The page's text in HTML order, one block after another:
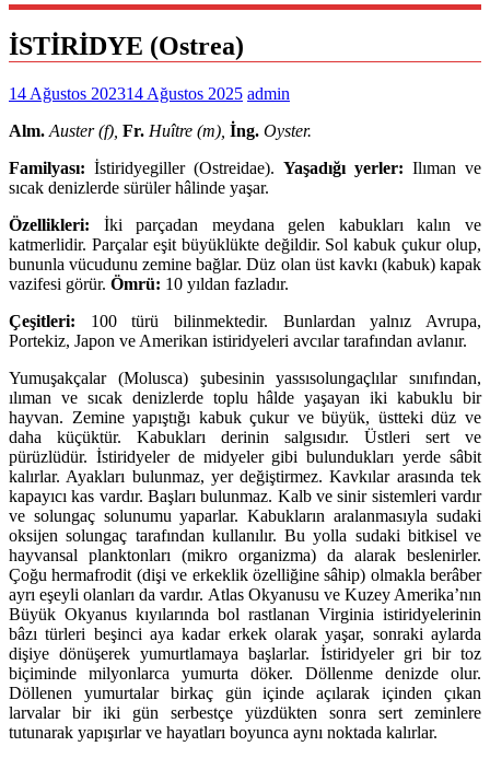
İSTİRİDYE (Ostrea)
14 Ağustos 202314 Ağustos 2025 admin
Alm. Auster (f), Fr. Huître (m), İng. Oyster.
Familyası: İstiridyegiller (Ostreidae). Yaşadığı yerler: Ilıman ve
sıcak denizlerde sürüler hâlinde yaşar.
Özellikleri: İki parçadan meydana gelen kabukları kalın ve
katmerlidir. Parçalar eşit büyüklükte değildir. Sol kabuk çukur olup,
bununla vücudunu zemine bağlar. Düz olan üst kavkı (kabuk) kapak
vazifesi görür. Ömrü: 10 yıldan fazladır.
Çeşitleri: 100 türü bilinmektedir. Bunlardan yalnız Avrupa,
Portekiz, Japon ve Amerikan istiridyeleri avcılar tarafından avlanır.
Yumuşakçalar (Molusca) şubesinin yassısolungaçlılar sınıfından,
ılıman ve sıcak denizlerde toplu hâlde yaşayan iki kabuklu bir
hayvan. Zemine yapıştığı kabuk çukur ve büyük, üstteki düz ve
daha küçüktür. Kabukları derinin salgısıdır. Üstleri sert ve
pürüzlüdür. İstiridyeler de midyeler gibi bulundukları yerde sâbit
kalırlar. Ayakları bulunmaz, yer değiştirmez. Kavkılar arasında tek
kapayıcı kas vardır. Başları bulunmaz. Kalb ve sinir sistemleri vardır
ve solungaç solunumu yaparlar. Kabukların aralanmasıyla sudaki
oksijen solungaç tarafından kullanılır. Bu yolla sudaki bitkisel ve
hayvansal planktonları (mikro organizma) da alarak beslenirler.
Çoğu hermafrodit (dişi ve erkeklik özelliğine sâhip) olmakla berâber
ayrı eşeyli olanları da vardır. Atlas Okyanusu ve Kuzey Amerika’nın
Büyük Okyanus kıyılarında bol rastlanan Virginia istiridyelerinin
bâzı türleri beşinci aya kadar erkek olarak yaşar, sonraki aylarda
dişiye dönüşerek yumurtlamaya başlarlar. İstiridyeler gri bir toz
biçiminde milyonlarca yumurta döker. Döllenme denizde olur.
Döllenen yumurtalar birkaç gün içinde açılarak içinden çıkan
larvalar bir iki gün serbestçe yüzdükten sonra sert zeminlere
tutunarak yapışırlar ve hayatları boyunca aynı noktada kalırlar.